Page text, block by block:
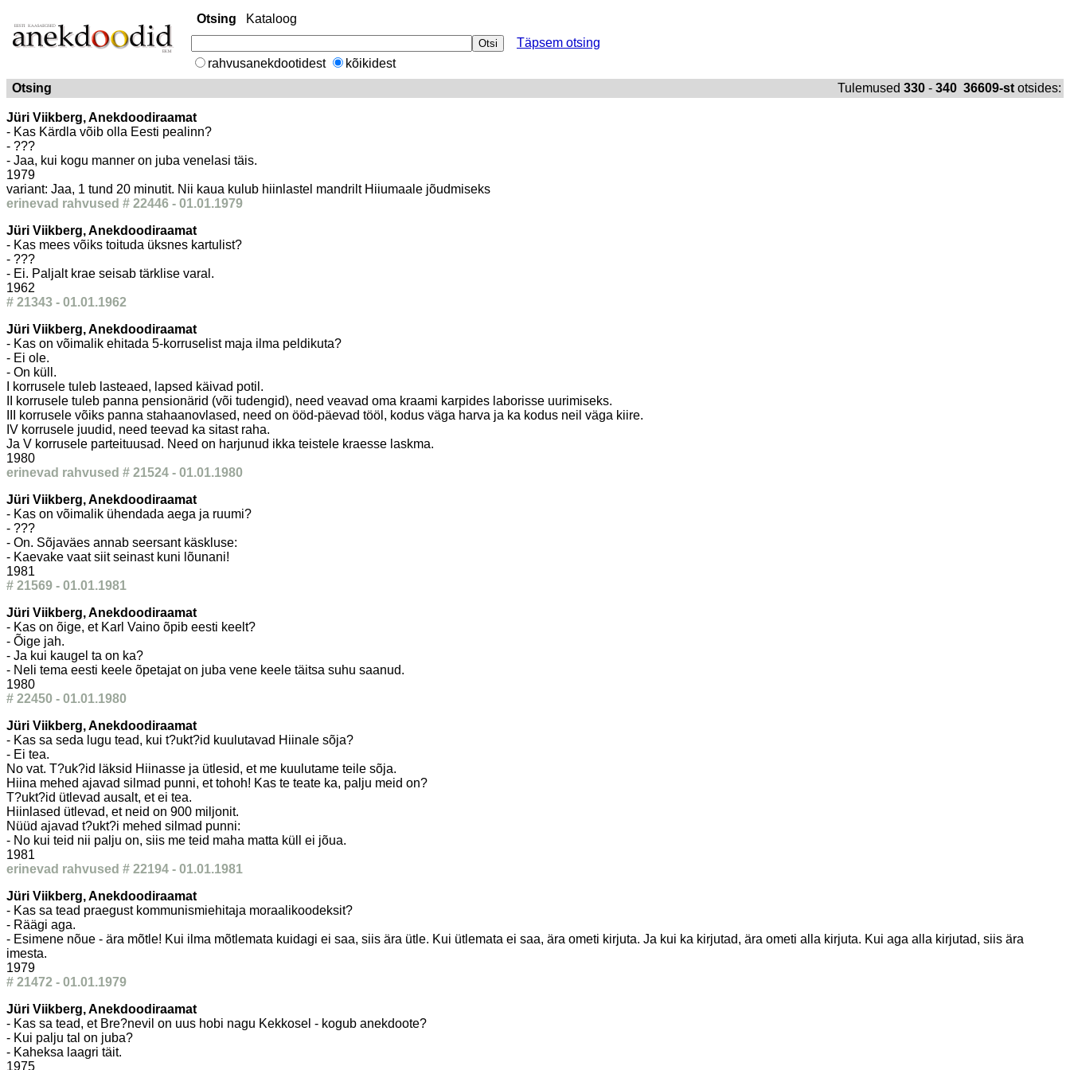
Otsing
Kataloog
Täpsem otsing
rahvusanekdootidest
kõikidest
Otsing
Tulemused 330 - 340 36609-st otsides:
Jüri Viikberg, Anekdoodiraamat
- Kas Kärdla võib olla Eesti pealinn?
- ???
- Jaa, kui kogu manner on juba venelasi täis.
1979
variant: Jaa, 1 tund 20 minutit. Nii kaua kulub hiinlastel mandrilt Hiiumaale jõudmiseks
erinevad rahvused # 22446 - 01.01.1979
Jüri Viikberg, Anekdoodiraamat
- Kas mees võiks toituda üksnes kartulist?
- ???
- Ei. Paljalt krae seisab tärklise varal.
1962
# 21343 - 01.01.1962
Jüri Viikberg, Anekdoodiraamat
- Kas on võimalik ehitada 5-korruselist maja ilma peldikuta?
- Ei ole.
- On küll.
I korrusele tuleb lasteaed, lapsed käivad potil.
II korrusele tuleb panna pensionärid (või tudengid), need veavad oma kraami karpides laborisse uurimiseks.
III korrusele võiks panna stahaanovlased, need on ööd-päevad tööl, kodus väga harva ja ka kodus neil väga kiire.
IV korrusele juudid, need teevad ka sitast raha.
Ja V korrusele parteituusad. Need on harjunud ikka teistele kraesse laskma.
1980
erinevad rahvused # 21524 - 01.01.1980
Jüri Viikberg, Anekdoodiraamat
- Kas on võimalik ühendada aega ja ruumi?
- ???
- On. Sõjaväes annab seersant käskluse:
- Kaevake vaat siit seinast kuni lõunani!
1981
# 21569 - 01.01.1981
Jüri Viikberg, Anekdoodiraamat
- Kas on õige, et Karl Vaino õpib eesti keelt?
- Õige jah.
- Ja kui kaugel ta on ka?
- Neli tema eesti keele õpetajat on juba vene keele täitsa suhu saanud.
1980
# 22450 - 01.01.1980
Jüri Viikberg, Anekdoodiraamat
- Kas sa seda lugu tead, kui t?ukt?id kuulutavad Hiinale sõja?
- Ei tea.
No vat. T?uk?id läksid Hiinasse ja ütlesid, et me kuulutame teile sõja.
Hiina mehed ajavad silmad punni, et tohoh! Kas te teate ka, palju meid on?
T?ukt?id ütlevad ausalt, et ei tea.
Hiinlased ütlevad, et neid on 900 miljonit.
Nüüd ajavad t?ukt?i mehed silmad punni:
- No kui teid nii palju on, siis me teid maha matta küll ei jõua.
1981
erinevad rahvused # 22194 - 01.01.1981
Jüri Viikberg, Anekdoodiraamat
- Kas sa tead praegust kommunismiehitaja moraalikoodeksit?
- Räägi aga.
- Esimene nõue - ära mõtle! Kui ilma mõtlemata kuidagi ei saa, siis ära ütle. Kui ütlemata ei saa, ära ometi kirjuta. Ja kui ka kirjutad, ära ometi alla kirjuta. Kui aga alla kirjutad, siis ära
imesta.
1979
# 21472 - 01.01.1979
Jüri Viikberg, Anekdoodiraamat
- Kas sa tead, et Bre?nevil on uus hobi nagu Kekkosel - kogub anekdoote?
- Kui palju tal on juba?
- Kaheksa laagri täit.
1975